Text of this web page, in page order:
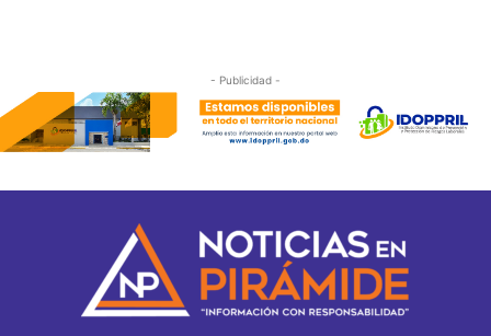
- Publicidad -